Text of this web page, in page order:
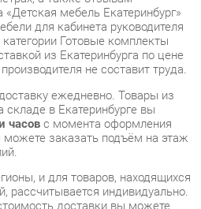
ежедневно. Товары из
в Екатеринбурге вы
с момента оформления
заказать подъём на этаж
и для товаров, находящихся
индивидуально.
доставки вы можете
.
заказа вы можете
решение об отказе от покупки.